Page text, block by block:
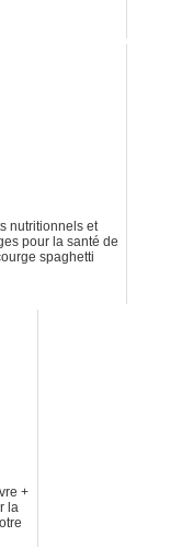
nutritionnels et
pour la santé de
spaghetti
+
la